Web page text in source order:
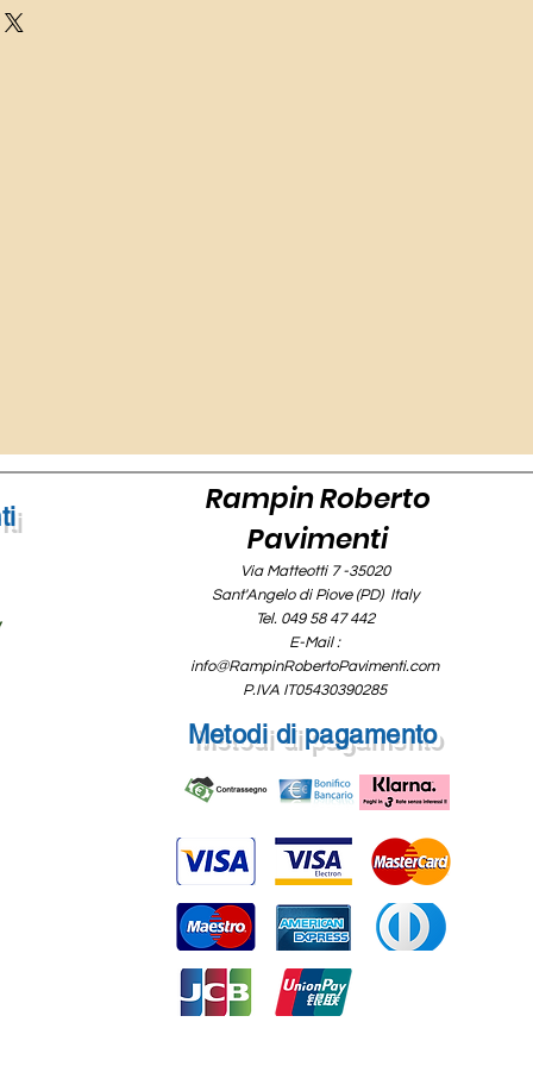
Rampin Roberto
Pavimenti
Via Matteotti 7 -35020
Sant'Angelo di Piove (PD) Italy
Tel. 049 58 47 442
E-Mail :
info@RampinRobertoPavimenti.com
P.IVA IT05430390285
Metodi di pagamento